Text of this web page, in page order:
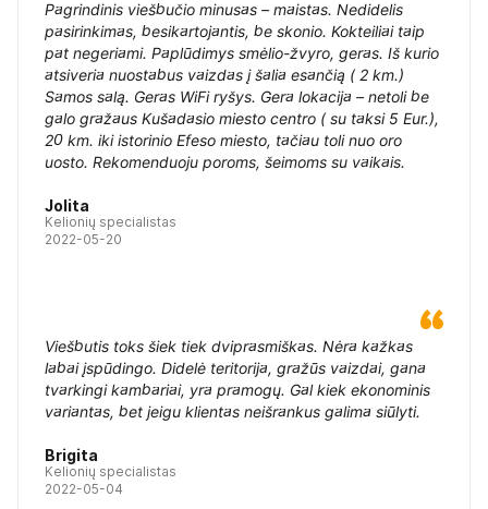
Pagrindinis viešbučio minusas – maistas. Nedidelis
pasirinkimas, besikartojantis, be skonio. Kokteiliai taip
pat negeriami. Paplūdimys smėlio-žvyro, geras. Iš kurio
atsiveria nuostabus vaizdas į šalia esančią ( 2 km.)
Samos salą. Geras WiFi ryšys. Gera lokacija – netoli be
galo gražaus Kušadasio miesto centro ( su taksi 5 Eur.),
20 km. iki istorinio Efeso miesto, tačiau toli nuo oro
uosto. Rekomenduoju poroms, šeimoms su vaikais.
Jolita
Kelionių specialistas
2022-05-20
Viešbutis toks šiek tiek dviprasmiškas. Nėra kažkas
labai įspūdingo. Didelė teritorija, gražūs vaizdai, gana
tvarkingi kambariai, yra pramogų. Gal kiek ekonominis
variantas, bet jeigu klientas neišrankus galima siūlyti.
Brigita
Kelionių specialistas
2022-05-04